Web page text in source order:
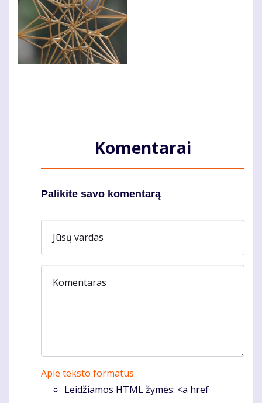
Komentarai
Palikite savo komentarą
Jūsų vardas
Komentaras
Apie teksto formatus
Leidžiamos HTML žymės: <a href